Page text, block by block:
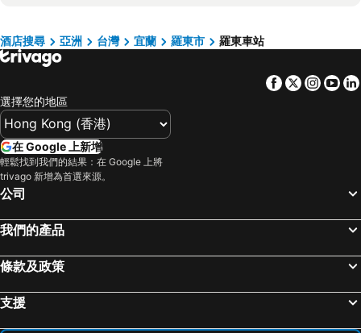
麗翔溫泉客棧
Hive Hotel
Mucha Hotel
Orient Luxury Hotel-Jiaoxi
Yunoyado Onsen Hot Spring Hotel Deyang
礁溪帥王溫泉飯店
礁溪 21 號溫泉旅店
蘇澳大飯店
Artch Inn
和斯頓精緻溫泉旅館
Ruo Shui Hotspring Hotel
礁溪多愛溫泉會館
Resort One Hotel
台灣桃園國際機場
大安區
逢甲夜市
松山區
新北投
陽明山
捷運中山站
大安森林公園
台中一中商圈
清境農場
士林夜市
礁溪車站
桃園火車站
酒店搜尋 亞洲 台灣 宜蘭 羅東市 羅東車站
Facebook
Twitter
選擇您的地區
在 Google 上新增
輕鬆找到我們的結果：在 Google 上將
trivago 新增為首選來源。
公司
我們的產品
條款及政策
支援